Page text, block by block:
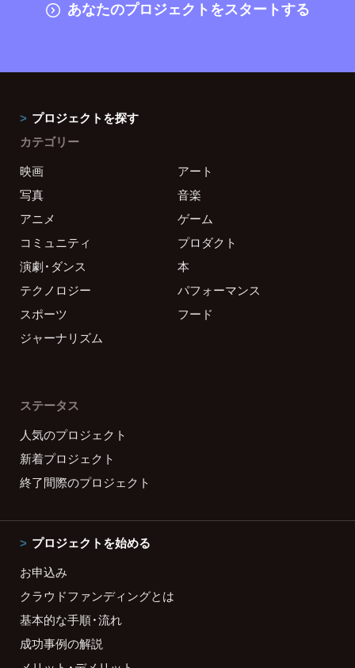
あなたのプロジェクトをスタートする
プロジェクトを探す
カテゴリー
映画
アート
写真
音楽
アニメ
ゲーム
コミュニティ
プロダクト
演劇・ダンス
本
テクノロジー
パフォーマンス
スポーツ
フード
ジャーナリズム
ステータス
人気のプロジェクト
新着プロジェクト
終了間際のプロジェクト
プロジェクトを始める
お申込み
クラウドファンディングとは
基本的な手順・流れ
成功事例の解説